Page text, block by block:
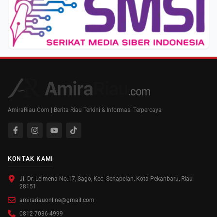
AmiraRiau.Com | Berita Riau Terkini & Informasi Terpercaya
KONTAK KAMI
Jl. Dr. Leimena No.17, Sago, Kec. Senapelan, Kota Pekanbaru, Riau
28151
amirariauonline@gmail.com
0812-7036-4999